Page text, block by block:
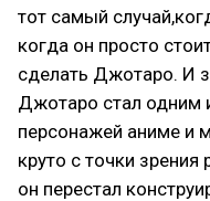
тот самый
когда он просто
сделать Джотаро. И
Джотаро стал одним
персонажей аниме и
круто с точки
он перестал